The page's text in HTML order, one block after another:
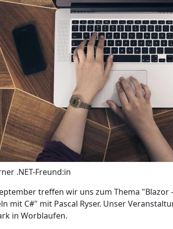
.NET-Freund:in
treffen wir uns zum Thema "Blazor
mit C#" mit Pascal Ryser. Unser
in Worblaufen.